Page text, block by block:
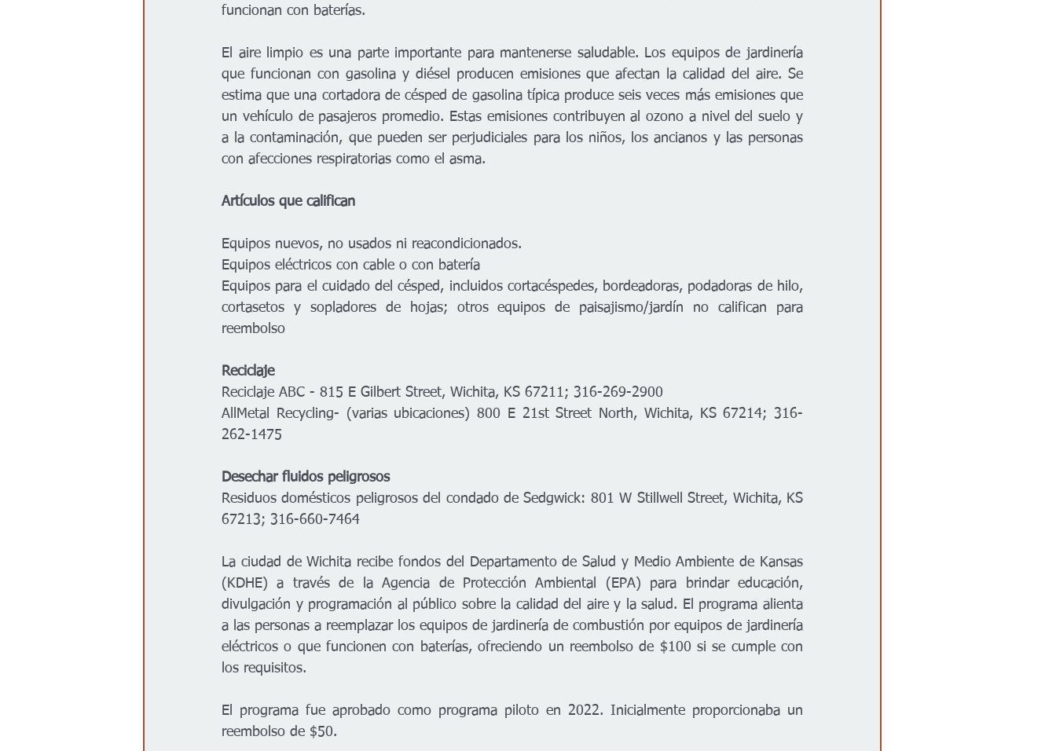
funcionan con baterías.
El aire limpio es una parte importante para mantenerse saludable. Los equipos de jardinería
que funcionan con gasolina y diésel producen emisiones que afectan la calidad del aire. Se
estima que una cortadora de césped de gasolina típica produce seis veces más emisiones que
un vehículo de pasajeros promedio. Estas emisiones contribuyen al ozono a nivel del suelo y
a la contaminación, que pueden ser perjudiciales para los niños, los ancianos y las personas
con afecciones respiratorias como el asma.
Artículos que califican
Equipos nuevos, no usados ​​ni reacondicionados.
Equipos eléctricos con cable o con batería
Equipos para el cuidado del césped, incluidos cortacéspedes, bordeadoras, podadoras de hilo,
cortasetos y sopladores de hojas; otros equipos de paisajismo/jardín no califican para
reembolso
Reciclaje
Reciclaje ABC - 815 E Gilbert Street, Wichita, KS 67211; 316-269-2900
AllMetal Recycling- (varias ubicaciones) 800 E 21st Street North, Wichita, KS 67214; 316-
262-1475
Desechar fluidos peligrosos
Residuos domésticos peligrosos del condado de Sedgwick: 801 W Stillwell Street, Wichita, KS
67213; 316-660-7464
La ciudad de Wichita recibe fondos del Departamento de Salud y Medio Ambiente de Kansas
(KDHE) a través de la Agencia de Protección Ambiental (EPA) para brindar educación,
divulgación y programación al público sobre la calidad del aire y la salud. El programa alienta
a las personas a reemplazar los equipos de jardinería de combustión por equipos de jardinería
eléctricos o que funcionen con baterías, ofreciendo un reembolso de $100 si se cumple con
los requisitos.
El programa fue aprobado como programa piloto en 2022. Inicialmente proporcionaba un
reembolso de $50.